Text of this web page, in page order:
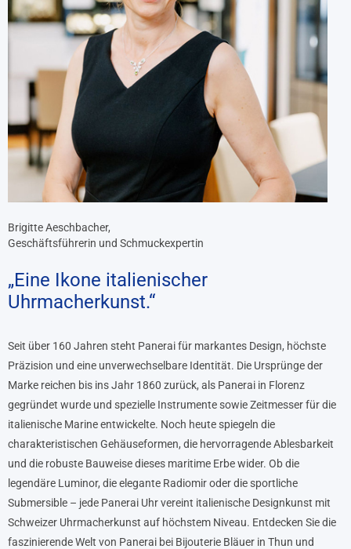
Brigitte Aeschbacher,
Geschäftsführerin und Schmuckexpertin
„Eine Ikone italienischer
Uhrmacherkunst.“
Seit über 160 Jahren steht Panerai für markantes Design, höchste
Präzision und eine unverwechselbare Identität. Die Ursprünge der
Marke reichen bis ins Jahr 1860 zurück, als Panerai in Florenz
gegründet wurde und spezielle Instrumente sowie Zeitmesser für die
italienische Marine entwickelte. Noch heute spiegeln die
charakteristischen Gehäuseformen, die hervorragende Ablesbarkeit
und die robuste Bauweise dieses maritime Erbe wider. Ob die
legendäre Luminor, die elegante Radiomir oder die sportliche
Submersible – jede Panerai Uhr vereint italienische Designkunst mit
Schweizer Uhrmacherkunst auf höchstem Niveau. Entdecken Sie die
faszinierende Welt von Panerai bei Bijouterie Bläuer in Thun und